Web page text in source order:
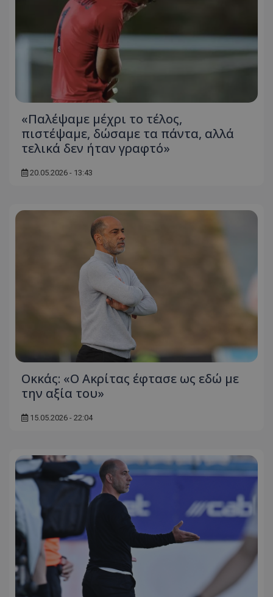
«Παλέψαμε μέχρι το τέλος,
πιστέψαμε, δώσαμε τα πάντα, αλλά
τελικά δεν ήταν γραφτό»
20.05.2026 - 13:43
Οκκάς: «Ο Ακρίτας έφτασε ως εδώ με
την αξία του»
15.05.2026 - 22:04